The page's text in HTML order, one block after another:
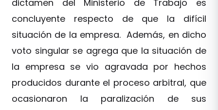
dictamen del Ministerio de Trabajo es
concluyente respecto de que la difícil
situación de la empresa. Además, en dicho
voto singular se agrega que la situación de
la empresa se vio agravada por hechos
producidos durante el proceso arbitral, que
ocasionaron la paralización de sus